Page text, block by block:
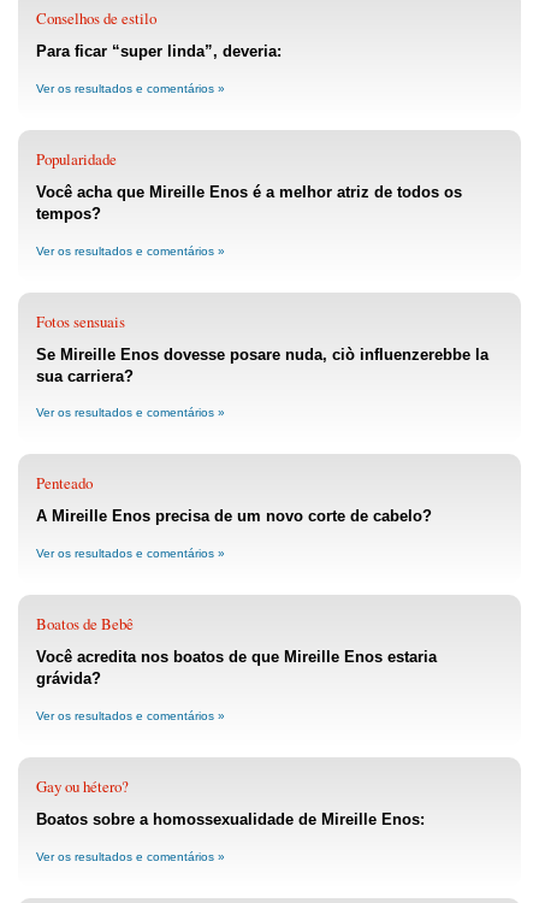
Conselhos de estilo
Para ficar “super linda”, deveria:
Ver os resultados e comentários »
Popularidade
Você acha que Mireille Enos é a melhor atriz de todos os
tempos?
Ver os resultados e comentários »
Fotos sensuais
Se Mireille Enos dovesse posare nuda, ciò influenzerebbe la
sua carriera?
Ver os resultados e comentários »
Penteado
A Mireille Enos precisa de um novo corte de cabelo?
Ver os resultados e comentários »
Boatos de Bebê
Você acredita nos boatos de que Mireille Enos estaria
grávida?
Ver os resultados e comentários »
Gay ou hétero?
Boatos sobre a homossexualidade de Mireille Enos:
Ver os resultados e comentários »